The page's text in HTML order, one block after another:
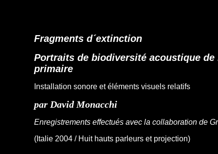
Fragments d´extinction
Portraits de biodiversité acoustique
primaire
Installation sonore et éléments visuels relatifs
par David Monacchi
Enregistrements effectués avec la collaboration de
(Italie 2004 / Huit hauts parleurs et projection)